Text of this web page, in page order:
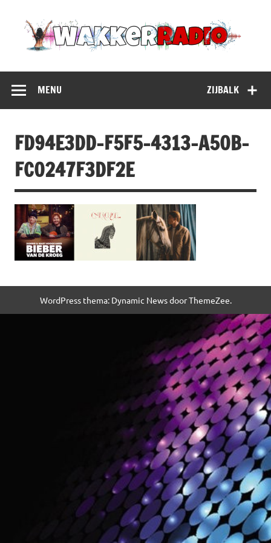
inhoud
WakkerRadio
ZIJBALK
MENU
FD94E3DD-F5F5-4313-A50B-
FC0247F3DF2E
WordPress thema: Dynamic News door ThemeZee.